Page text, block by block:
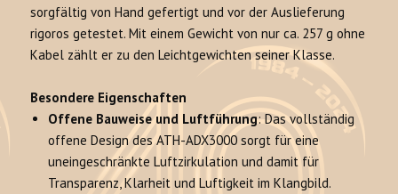
sorgfältig von Hand gefertigt und vor der Auslieferung
rigoros getestet. Mit einem Gewicht von nur ca. 257 g ohne
Kabel zählt er zu den Leichtgewichten seiner Klasse.
Besondere Eigenschaften
Offene Bauweise und Luftführung: Das vollständig
offene Design des ATH-ADX3000 sorgt für eine
uneingeschränkte Luftzirkulation und damit für
Transparenz, Klarheit und Luftigkeit im Klangbild.